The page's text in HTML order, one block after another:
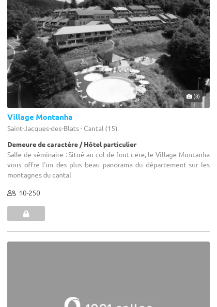
(8)
Village Montanha
Saint-Jacques-des-Blats - Cantal (15)
Demeure de caractère / Hôtel particulier
Salle de séminaire : Situé au col de font cere, le Village Montanha
vous offre l'un des plus beau panorama du département sur les
montagnes du cantal
10-250